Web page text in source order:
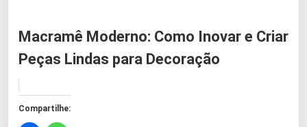
Macramê Moderno: Como Inovar e Criar
Peças Lindas para Decoração
Compartilhe: